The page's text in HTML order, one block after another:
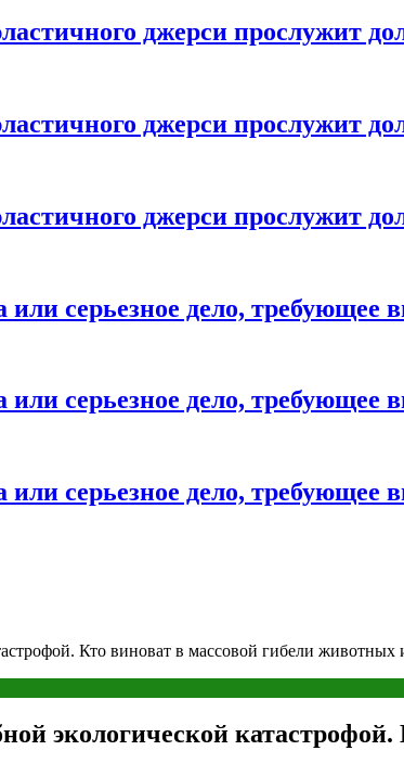
джерси прослужит
джерси прослужит
джерси прослужит
серьезное дело, требующее
серьезное дело, требующее
серьезное дело, требующее
Кто виноват в массовой гибели животных
экологической катастрофой.